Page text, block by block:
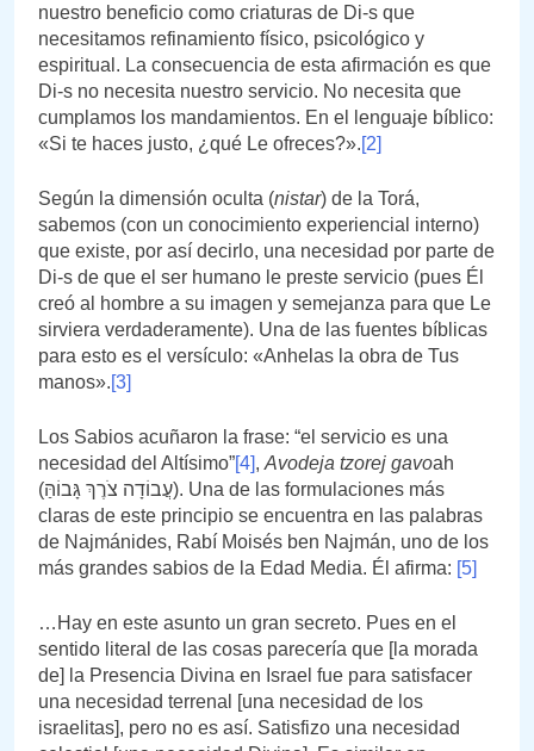
nuestro beneficio como criaturas de Di-s que
necesitamos refinamiento físico, psicológico y
espiritual. La consecuencia de esta afirmación es que
Di-s no necesita nuestro servicio. No necesita que
cumplamos los mandamientos. En el lenguaje bíblico:
«Si te haces justo, ¿qué Le ofreces?».[2]
Según la dimensión oculta (nistar) de la Torá,
sabemos (con un conocimiento experiencial interno)
que existe, por así decirlo, una necesidad por parte de
Di-s de que el ser humano le preste servicio (pues Él
creó al hombre a su imagen y semejanza para que Le
sirviera verdaderamente). Una de las fuentes bíblicas
para esto es el versículo: «Anhelas la obra de Tus
manos».[3]
Los Sabios acuñaron la frase: “el servicio es una
necesidad del Altísimo”[4], Avodeja tzorej gavoah
(עֲבוֹדָה צֹרֶךְ גָּבוֹהַּ). Una de las formulaciones más
claras de este principio se encuentra en las palabras
de Najmánides, Rabí Moisés ben Najmán, uno de los
más grandes sabios de la Edad Media. Él afirma: [5]
…Hay en este asunto un gran secreto. Pues en el
sentido literal de las cosas parecería que [la morada
de] la Presencia Divina en Israel fue para satisfacer
una necesidad terrenal [una necesidad de los
israelitas], pero no es así. Satisfizo una necesidad